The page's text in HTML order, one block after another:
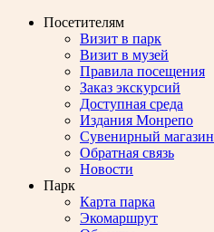
Посетителям
Визит в парк
Визит в музей
Правила посещения
Заказ экскурсий
Доступная среда
Издания Монрепо
Сувенирный магазин
Обратная связь
Новости
Парк
Карта парка
Экомаршрут